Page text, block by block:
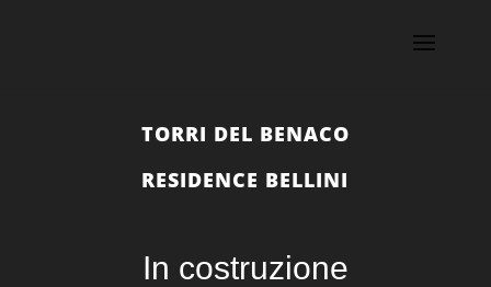
TORRI DEL BENACO
RESIDENCE BELLINI
In costruzione